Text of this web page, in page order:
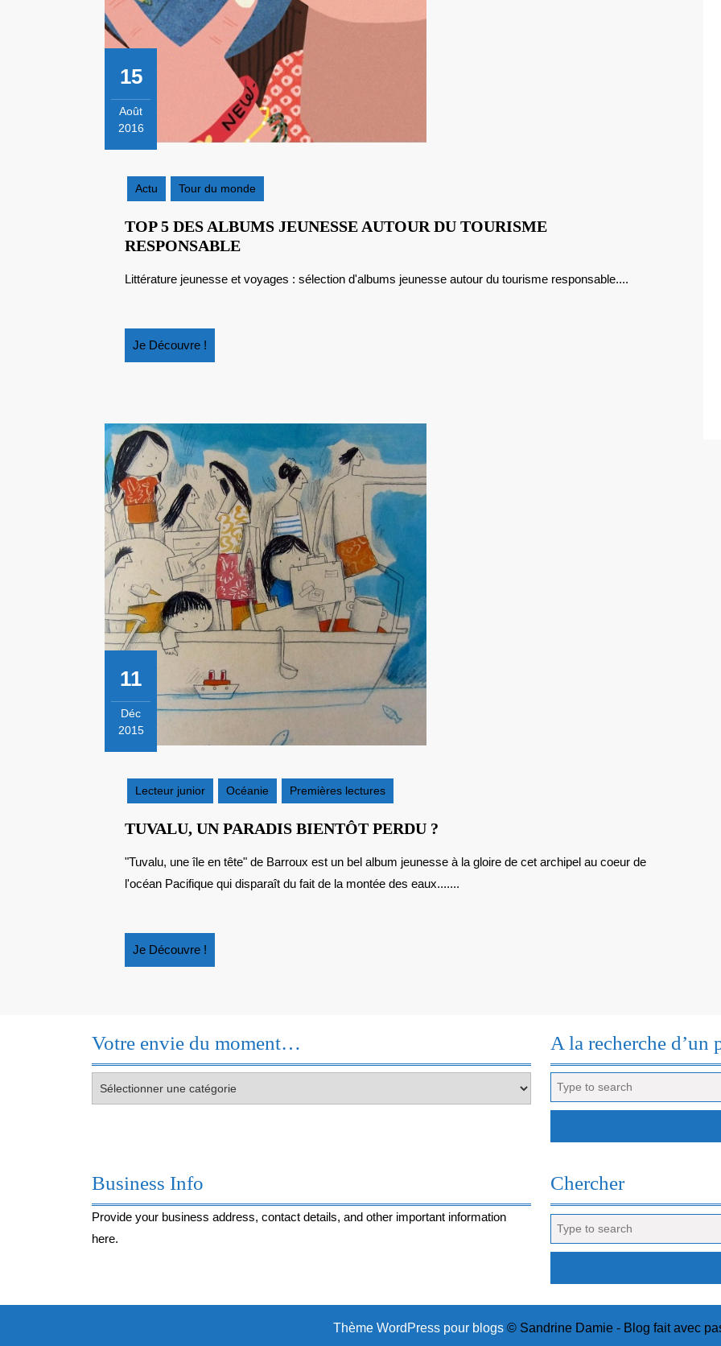
15
Août
2016
2016
Actu
Tour du monde
TOP 5 DES ALBUMS JEUNESSE AUTOUR DU TOURISME
RESPONSABLETOP
DES
Littérature jeunesse et voyages : sélection d'albums jeunesse autour du tourisme responsable....
Je Découvre !
Découvre
11
Déc
2015
2015
Lecteur junior
Océanie Premières lectures
TUVALU, UN PARADIS BIENTÔT PERDU ?
PARADIS
BIENTÔT
"Tuvalu, une île en tête" de Barroux est un bel album jeunesse à la gloire de cet archipel au coeur de
l'océan Pacifique qui disparaît du fait de la montée des eaux.......
Je Découvre !
Découvre
Votre envie du moment…
envie
A la recherche d’un
for:
Business Info
Provide your business address, contact details, and other important information
here.
Chercher
for:
Thème WordPress pour blogs© Sandrine Damie - Blog fait avec